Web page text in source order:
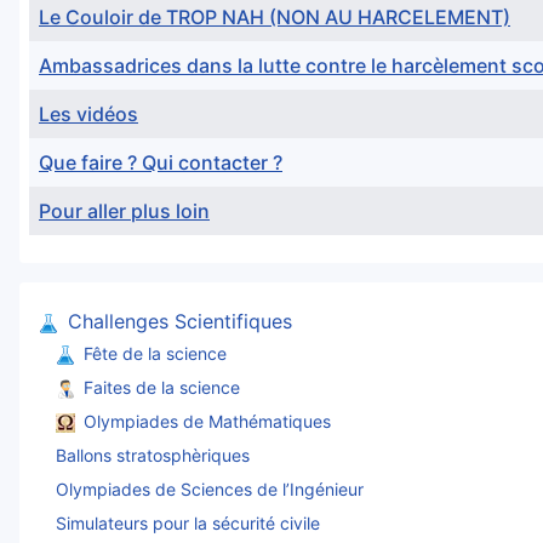
Le Couloir de TROP NAH (NON AU HARCELEMENT)
Ambassadrices dans la lutte contre le harcèlement
Les vidéos
Que faire ? Qui contacter ?
Pour aller plus loin
Challenges Scientifiques
Fête de la science
Faites de la science
Olympiades de Mathématiques
Ballons stratosphèriques
Olympiades de Sciences de l’Ingénieur
Simulateurs pour la sécurité civile